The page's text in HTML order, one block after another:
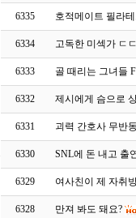
6335 호적메이트 필라
6334 고독한 미섹가 ㄷㄷ
6333 골 때리는 그녀들
6332 제시에게 슴으로
6331 괴력 간호사 무반
6330 SNL에 돈 내고 출
6329 여사친이 제 자취
6328 만져 봐도 돼요?